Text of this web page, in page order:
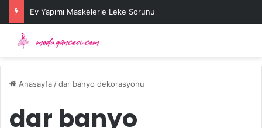
Ev Yapımı Maskelerle Leke Sorununa Çözüm Önerileri
Anasayfa /dar banyo dekorasyonu
dar banyo